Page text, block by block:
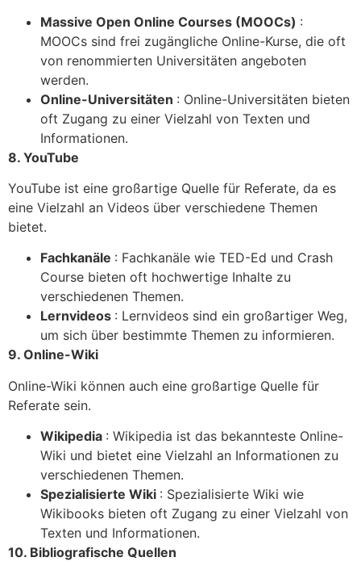
Massive Open Online Courses (MOOCs) :
MOOCs sind frei zugängliche Online-Kurse, die oft
von renommierten Universitäten angeboten
werden.
Online-Universitäten : Online-Universitäten bieten
oft Zugang zu einer Vielzahl von Texten und
Informationen.
8. YouTube
YouTube ist eine großartige Quelle für Referate, da es
eine Vielzahl an Videos über verschiedene Themen
bietet.
Fachkanäle : Fachkanäle wie TED-Ed und Crash
Course bieten oft hochwertige Inhalte zu
verschiedenen Themen.
Lernvideos : Lernvideos sind ein großartiger Weg,
um sich über bestimmte Themen zu informieren.
9. Online-Wiki
Online-Wiki können auch eine großartige Quelle für
Referate sein.
Wikipedia : Wikipedia ist das bekannteste Online-
Wiki und bietet eine Vielzahl an Informationen zu
verschiedenen Themen.
Spezialisierte Wiki : Spezialisierte Wiki wie
Wikibooks bieten oft Zugang zu einer Vielzahl von
Texten und Informationen.
10. Bibliografische Quellen